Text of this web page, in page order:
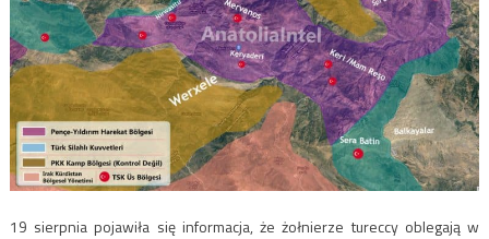
19 sierpnia pojawiła się informacja, że żołnierze tureccy oblegają w